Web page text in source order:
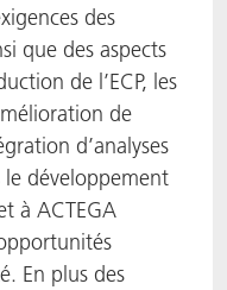
des
que des aspects
de l’ECP, les
de
d’analyses
développement
à ACTEGA
En plus des